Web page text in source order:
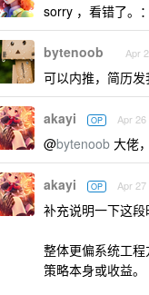
sorry ，看错了。：
bytenoob Apr
可以内推，简历发
akayi OP Apr 26
@bytenoob 大佬
akayi OP Apr 27
补充说明一下这段
整体更偏系统工
策略本身或收益。